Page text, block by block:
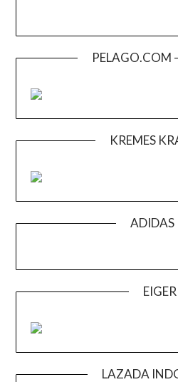
PELAGO.COM
KREMES
ADIDAS
EIGER
LAZADA